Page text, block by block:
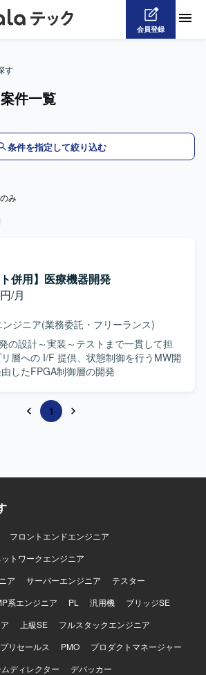
会員登録
す
件一覧
条件を指定して絞り込む
み
併用】医療機器開発
円/月
ジニア(業務委託・フリーランス)
の設計～実装～テストまで一貫して担
層への I/F 提供、状態制御を行うMW開
したFPGA制御層の開発
1
フロントエンドエンジニア
ットワークエンジニア
ア
サーバーエンジニア
テスター
系エンジニア PL 汎用機
ブリッジSE
上級SE
フルスタックエンジニア
プリセールス PMO
プロダクトマネージャー
ディレクター
デバッカー